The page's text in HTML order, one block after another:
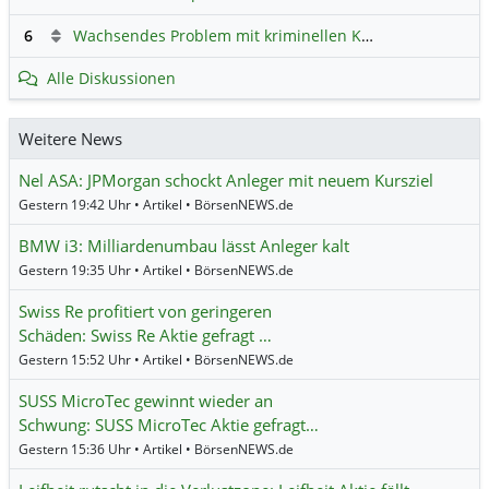
6 Wachsendes Problem mit kriminellen Kunden im Online-Handel
Alle Diskussionen
Weitere News
Nel ASA: JPMorgan schockt Anleger mit neuem Kursziel
Gestern 19:42 Uhr • Artikel • BörsenNEWS.de
BMW i3: Milliardenumbau lässt Anleger kalt
Gestern 19:35 Uhr • Artikel • BörsenNEWS.de
Swiss Re profitiert von geringeren
Schäden: Swiss Re Aktie gefragt …
Gestern 15:52 Uhr • Artikel • BörsenNEWS.de
SUSS MicroTec gewinnt wieder an
Schwung: SUSS MicroTec Aktie gefragt…
Gestern 15:36 Uhr • Artikel • BörsenNEWS.de